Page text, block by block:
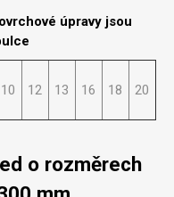
úpravy jsou
10 12 13 16 18 20
o rozměrech